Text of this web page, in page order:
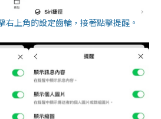
右上角的設定齒輪，接著點擊提醒。